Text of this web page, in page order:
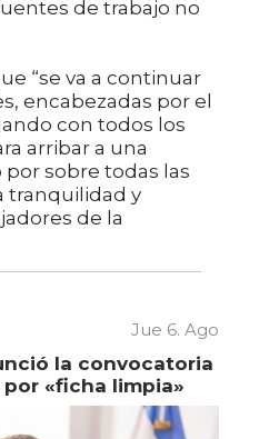
de trabajo no
“se va a continuar
encabezadas por el
con todos los
arribar a una
sobre todas las
tranquilidad y
de la
Jue 6. Ago
la convocatoria
«ficha limpia»